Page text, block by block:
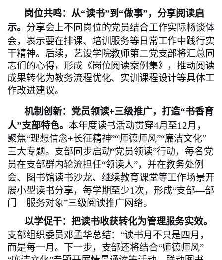
岗位共鸣：从“读书”到“做事”，分享阅读启
示。 分享会上不同岗位的党员结合工作实际畅谈体
会，表示要在排课、培训服务等日常工作中践行实
干精神。后续，艺设学院教师第二党支部将汇总同
志们的心得，形成《岗位阅读案例集》，推动阅读
成果转化为教务流程优化、实训课程设计等具体工
作改进建议。
机制创新：党员领读+三级推广，打造“书香育
人”支部特色。 本年度读书活动贯穿4月至12月，
聚焦“理想信念+长征精神”“师德师风”“廉洁文化”
三大专题。支部同步启动“党员领读”行动，每名党
员在支部群内轮流担任“领读人”，并在教务处例
会、图书馆读书沙龙、继续教育课堂等工作场景开
展小型读书分享，每学期至少1次，形成“支部—部
门—服务对象”三级阅读推广网络。
以学促干：把读书收获转化为管理服务实效。
支部组织委员邓孟华总结：“读书月不只是四月，
而是每一月。下一步，支部还将结合“师德师风”